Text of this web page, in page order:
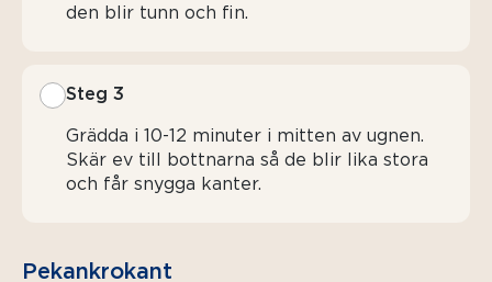
den blir tunn och fin.
Steg 3
Grädda i 10-12 minuter i mitten av ugnen.
Skär ev till bottnarna så de blir lika stora
och får snygga kanter.
Pekankrokant